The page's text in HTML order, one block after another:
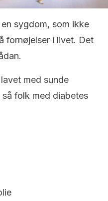
sygdom, som ikke
fornøjelser i livet. Det
med sunde
så folk med diabetes